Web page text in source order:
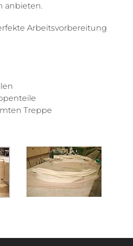
anbieten.
Arbeitsvorbereitung
Treppe